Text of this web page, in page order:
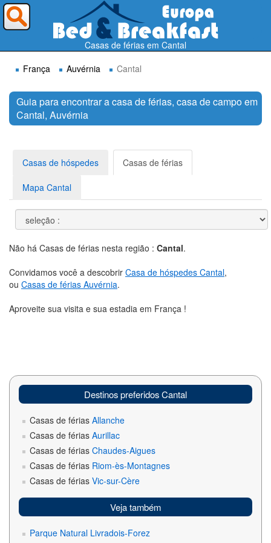
Casas de férias em Cantal
França
Auvérnia Cantal
Guia para encontrar a casa de férias, casa de campo em
Cantal, Auvérnia
Casas de hóspedes Casas de férias
Mapa Cantal
Não há Casas de férias nesta região : Cantal.
Convidamos você a descobrir Casa de hóspedes Cantal,
ou Casas de férias Auvérnia.
Aproveite sua visita e sua estadia em França !
Destinos preferidos Cantal
Casas de férias Allanche
Casas de férias Aurillac
Casas de férias Chaudes-Aigues
Casas de férias Riom-ès-Montagnes
Casas de férias Vic-sur-Cère
Veja também
Parque Natural Livradois-Forez
Para onde deseja ir ?